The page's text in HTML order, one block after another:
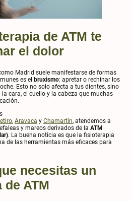
de ATM te
el dolor
Madrid suele manifestarse de formas
es el bruxismo: apretar o rechinar los
Esto no solo afecta a tus dientes, sino
cara, el cuello y la cabeza que muchas
, Aravaca y Chamartín, atendemos a
y mareos derivados de la ATM
. La buena noticia es que la fisioterapia
de las herramientas más eficaces para
necesitas un
ATM